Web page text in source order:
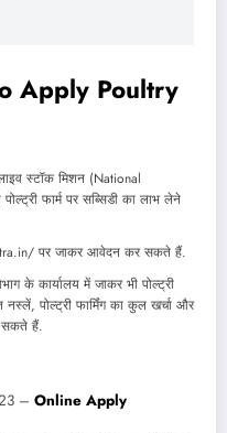
Apply Poultry
स्टॉक मिशन (National
फार्म पर सब्सिडी का लाभ लेने
पर जाकर आवेदन कर सकते हैं.
के कार्यालय में जाकर भी पोल्ट्री
नस्लें, पोल्ट्री फार्मिंग का कुल खर्चा और
सकते हैं.
– Online Apply